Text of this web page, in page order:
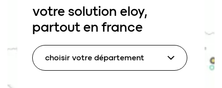
votre solution eloy,
partout en france